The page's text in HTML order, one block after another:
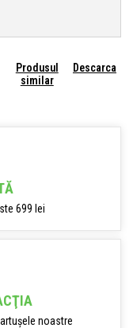
Produsul
similar
Descarca
699 lei
noastre